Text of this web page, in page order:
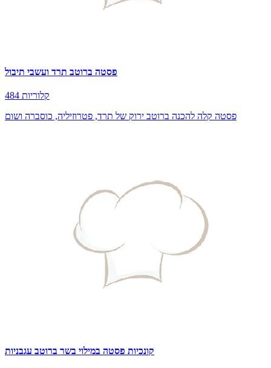
פסטה ברוטב תרד ועשבי תיבול
484 קלוריות
פסטה קלה להכנה ברוטב ירוק של תרד, פטרוזיליה, כוסברה ושום
קונכיות פסטה במילוי בשר ברוטב עגבניות